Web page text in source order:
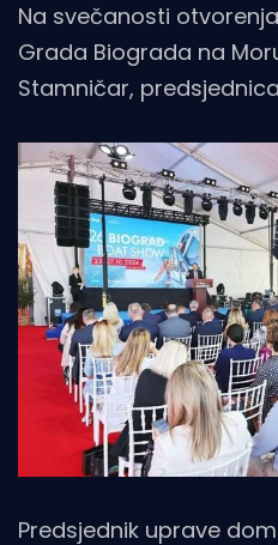
Na svečanosti
Grada Biograda na
Stamničar,
Predsjednik uprave